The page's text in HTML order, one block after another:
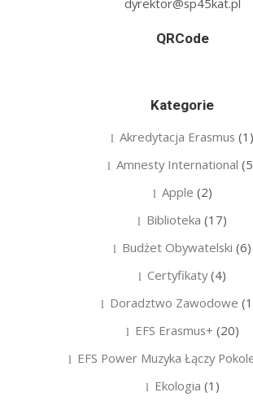
QRCode
Kategorie
Akredytacja Erasmus (1)
Amnesty International
Apple (2)
Biblioteka (17)
Budżet Obywatelski (6)
Certyfikaty(4)
Doradztwo Zawodowe
EFS Erasmus+ (20)
EFS Power Muzyka Łączy
Ekologia (1)